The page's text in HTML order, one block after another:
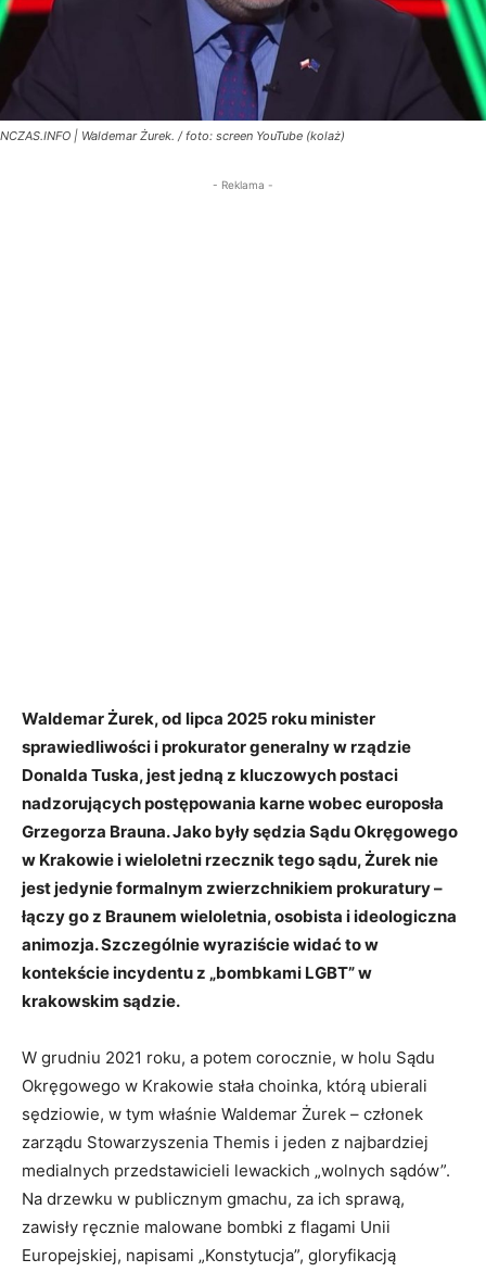
NCZAS.INFO | Waldemar Żurek. / foto: screen YouTube (kolaż)
- Reklama -
Waldemar Żurek, od lipca 2025 roku minister
sprawiedliwości i prokurator generalny w rządzie
Donalda Tuska, jest jedną z kluczowych postaci
nadzorujących postępowania karne wobec europosła
Grzegorza Brauna. Jako były sędzia Sądu Okręgowego
w Krakowie i wieloletni rzecznik tego sądu, Żurek nie
jest jedynie formalnym zwierzchnikiem prokuratury –
łączy go z Braunem wieloletnia, osobista i ideologiczna
animozja. Szczególnie wyraziście widać to w
kontekście incydentu z „bombkami LGBT” w
krakowskim sądzie.
W grudniu 2021 roku, a potem corocznie, w holu Sądu
Okręgowego w Krakowie stała choinka, którą ubierali
sędziowie, w tym właśnie Waldemar Żurek – członek
zarządu Stowarzyszenia Themis i jeden z najbardziej
medialnych przedstawicieli lewackich „wolnych sądów”.
Na drzewku w publicznym gmachu, za ich sprawą,
zawisły ręcznie malowane bombki z flagami Unii
Europejskiej, napisami „Konstytucja”, gloryfikacją